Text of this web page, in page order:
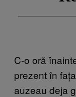
C-o oră
prezent în
auzeau deja